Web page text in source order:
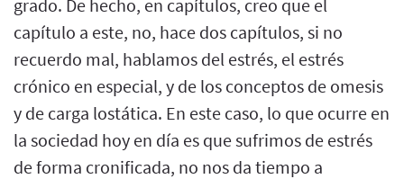
grado. De hecho, en capítulos, creo que el
capítulo a este, no, hace dos capítulos, si no
recuerdo mal, hablamos del estrés, el estrés
crónico en especial, y de los conceptos de omesis
y de carga lostática. En este caso, lo que ocurre en
la sociedad hoy en día es que sufrimos de estrés
de forma cronificada, no nos da tiempo a